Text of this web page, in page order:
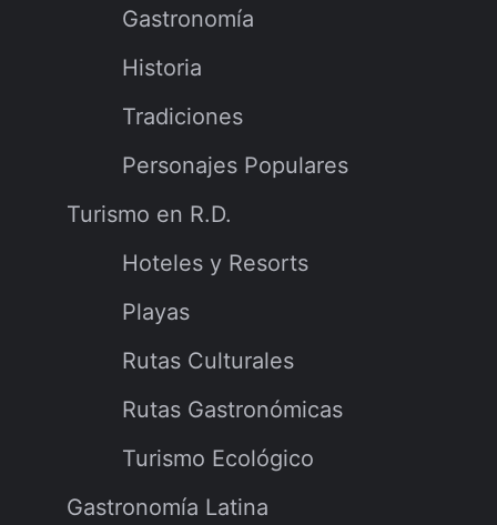
Gastronomía
Historia
Tradiciones
Personajes Populares
Turismo en R.D.
Hoteles y Resorts
Playas
Rutas Culturales
Rutas Gastronómicas
Turismo Ecológico
Gastronomía Latina